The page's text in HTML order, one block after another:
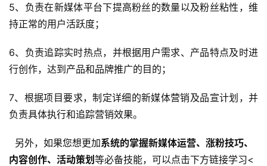
5、负责在新媒体平台下提高粉丝的数量以及粉丝粘性，维
持正常的用户活跃度；
6、负责追踪实时热点，并根据用户需求、产品特点及时进
行创作，达到产品和品牌推广的目的；
7、根据项目要求，制定详细的新媒体营销及品宣计划，并
负责具体执行和追踪营销效果。
另外，如果您想更加系统的掌握新媒体运营、涨粉技巧、
内容创作、活动策划等必备技能，可以点击下方链接学习<